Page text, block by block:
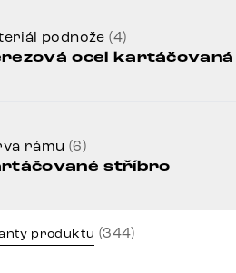
podnože(4)
ocel kartáčovaná
rámu (6)
stříbro
produktu (344)